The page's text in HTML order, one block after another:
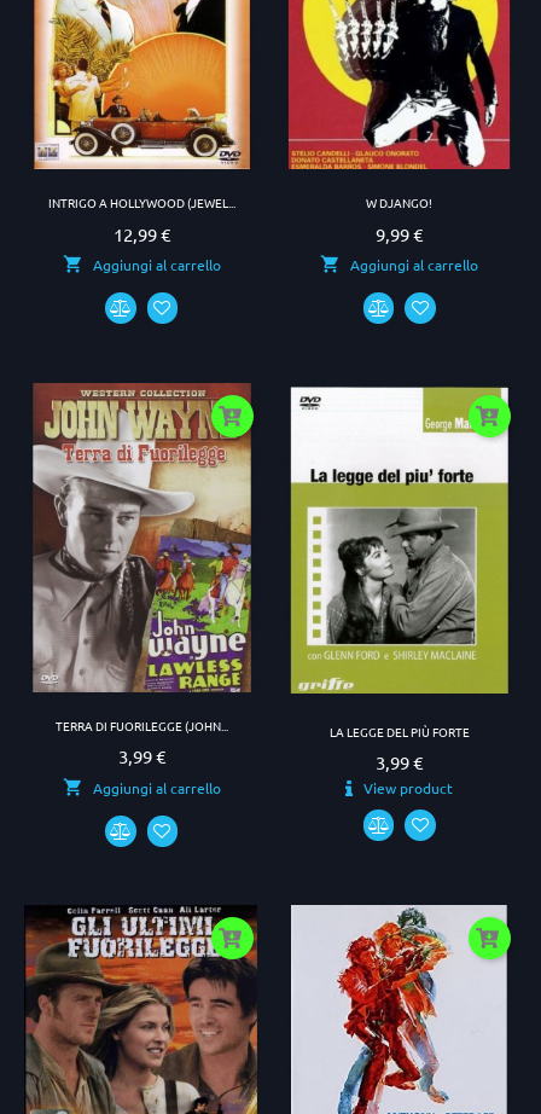
INTRIGO A HOLLYWOOD (JEWEL...
Prezzo
12,99 €
Aggiungi al carrello
W DJANGO!
Prezzo
9,99 €
Aggiungi al carrello
TERRA DI FUORILEGGE (JOHN...
Prezzo
3,99 €
Aggiungi al carrello
LA LEGGE DEL PIÙ FORTE
Prezzo
3,99 €
View product